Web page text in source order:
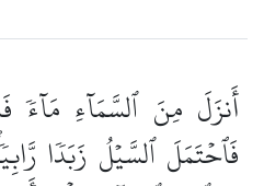
أَنزَلَ مِنَ ٱلسَّمَآءِ مَآءٗ
فَٱحۡتَمَلَ ٱلسَّيۡلُ زَبَدٗا